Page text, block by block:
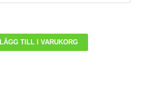
LÄGG TILL I VARUKORG